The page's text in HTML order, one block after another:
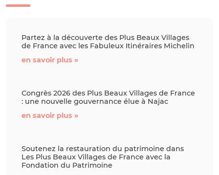
Partez à la découverte des Plus Beaux Villages
de France avec les Fabuleux Itinéraires Michelin
en savoir plus »
Congrès 2026 des Plus Beaux Villages de France
: une nouvelle gouvernance élue à Najac
en savoir plus »
Soutenez la restauration du patrimoine dans
Les Plus Beaux Villages de France avec la
Fondation du Patrimoine